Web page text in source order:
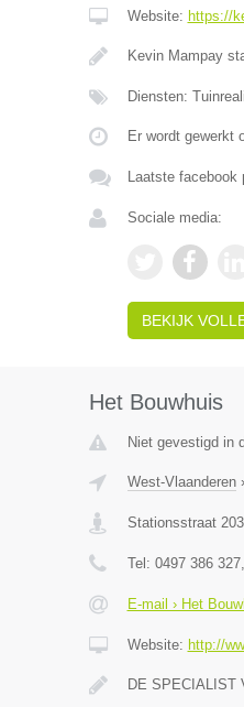
Website: https://
Kevin Mampay
Diensten:
Er wordt gewerkt
Laatste facebook
Sociale media:
BEKIJK
Het Bouwhuis
Niet gevestigd in
West-Vlaanderen
Stationsstraat 203
Tel: 0497 386 327
E-mail › Het
Website: http://
DE SPECIALIST